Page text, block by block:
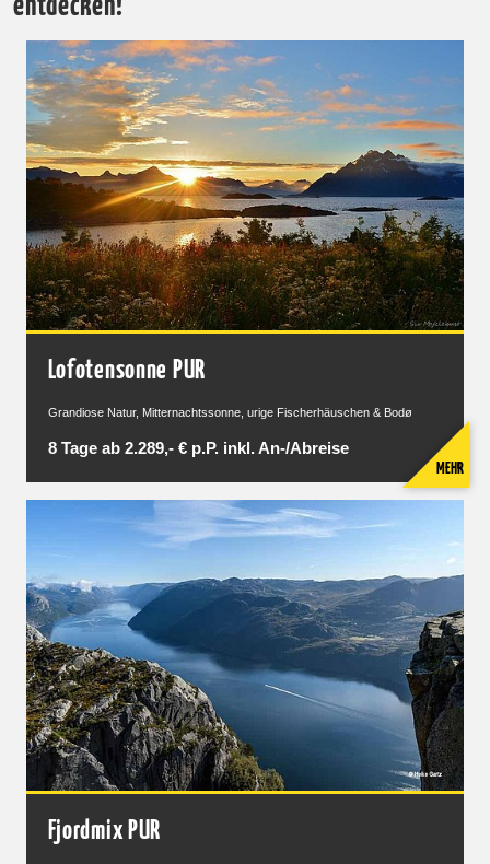
entdecken!
Lofotensonne PUR
Grandiose Natur, Mitternachtssonne, urige Fischerhäuschen & Bodø
8 Tage ab 2.289,- € p.P. inkl. An-/Abreise
MEHR
Fjordmix PUR